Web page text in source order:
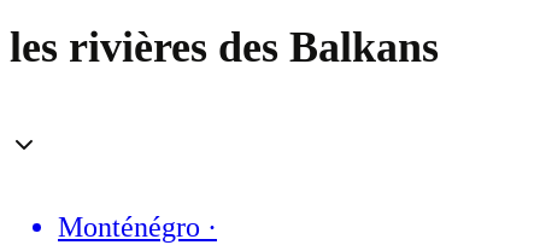
les rivières des Balkans
Monténégro ·